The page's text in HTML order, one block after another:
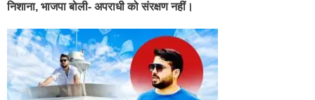
निशाना, भाजपा बोली- अपराधी को संरक्षण नहीं।